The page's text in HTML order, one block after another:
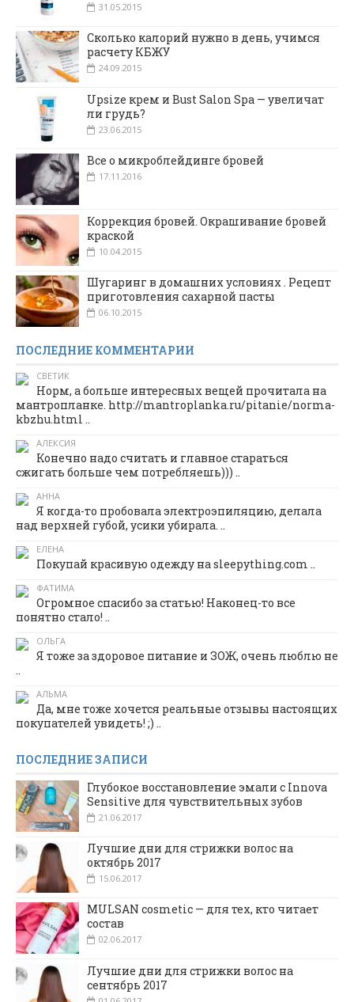
31.05.2015
Сколько калорий нужно в день, учимся
расчету КБЖУ
24.09.2015
Upsize крем и Bust Salon Spa — увеличат
ли грудь?
23.06.2015
Все о микроблейдинге бровей
17.11.2016
Коррекция бровей. Окрашивание бровей
краской
10.04.2015
Шугаринг в домашних условиях . Рецепт
приготовления сахарной пасты
06.10.2015
ПОСЛЕДНИЕ КОММЕНТАРИИ
СВЕТИК
Норм, а больше интересных вещей прочитала на
мантропланке. http://mantroplanka.ru/pitanie/norma-
kbzhu.html ..
АЛЕКСИЯ
Конечно надо считать и главное стараться
сжигать больше чем потребляешь))) ..
АННА
Я когда-то пробовала электроэпиляцию, делала
над верхней губой, усики убирала. ..
ЕЛЕНА
Покупай красивую одежду на sleepything.com ..
ФАТИМА
Огромное спасибо за статью! Наконец-то все
понятно стало! ..
ОЛЬГА
Я тоже за здоровое питание и ЗОЖ, очень люблю не
..
АЛЬМА
Да, мне тоже хочется реальные отзывы настоящих
покупателей увидеть! ;) ..
ПОСЛЕДНИЕ ЗАПИСИ
Глубокое восстановление эмали с Innova
Sensitive для чувствительных зубов
21.06.2017
Лучшие дни для стрижки волос на
октябрь 2017
15.06.2017
MULSAN cosmetic — для тех, кто читает
состав
02.06.2017
Лучшие дни для стрижки волос на
сентябрь 2017